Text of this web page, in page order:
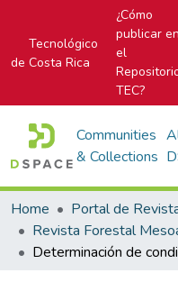
Tecnológico
de Costa Rica
¿Cómo
publicar en
el
TEC?
Communities
& Collections
Home